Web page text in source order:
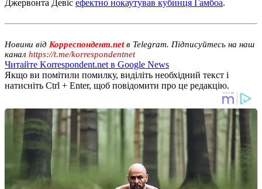
Джервонта Девіс ефектно нокаутував кубинця Гамбоа.
Новини від Корреспондент.netв Telegram. Підписуйтесь на наш
канал https://t.me/korrespondentnet
Читайте Korrespondent.net в Google News
Якщо ви помітили помилку, виділіть необхідний текст і
натисніть Ctrl + Enter, щоб повідомити про це редакцію.